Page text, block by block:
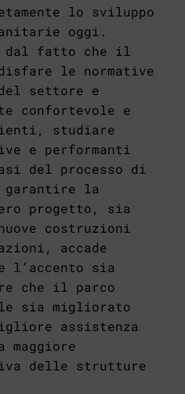
lo sviluppo
oggi.
dal fatto che il
le normative
settore e
confortevole e
studiare
e performanti
del processo di
garantire la
progetto, sia
costruzioni
accade
l’accento sia
che il parco
sia migliorato
assistenza
delle strutture